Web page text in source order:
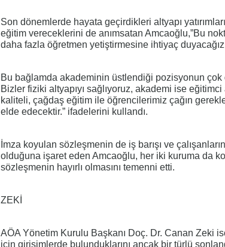
Son dönemlerde hayata geçirdikleri altyapı
eğitim vereceklerini de anımsatan Amcaoğlu,”Bu
daha fazla öğretmen yetiştirmesine ihtiyaç
Bu bağlamda akademinin üstlendiği pozisyonun
Bizler fiziki altyapıyı sağlıyoruz, akademi ise eğitimci
kaliteli, çağdaş eğitim ile öğrencilerimiz çağın
elde edecektir.” ifadelerini kullandı.
İmza koyulan sözleşmenin de iş barışı ve
olduğuna işaret eden Amcaoğlu, her iki kuruma da
sözleşmenin hayırlı olmasını temenni etti.
ZEKİ
AÖA Yönetim Kurulu Başkanı Doç. Dr. Canan Zeki
için girişimlerde bulunduklarını ancak bir türlü